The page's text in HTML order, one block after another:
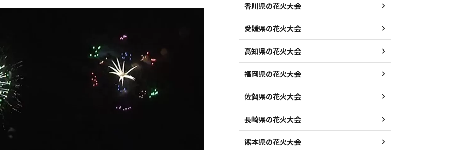
香川県の花火大会
愛媛県の花火大会
高知県の花火大会
福岡県の花火大会
佐賀県の花火大会
長崎県の花火大会
熊本県の花火大会